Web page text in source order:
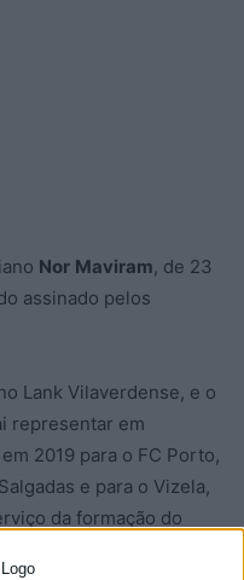
Nor Maviram, de 23
assinado pelos
Lank Vilaverdense, e o
representar em
2019 para o FC Porto,
e para o Vizela,
da formação do